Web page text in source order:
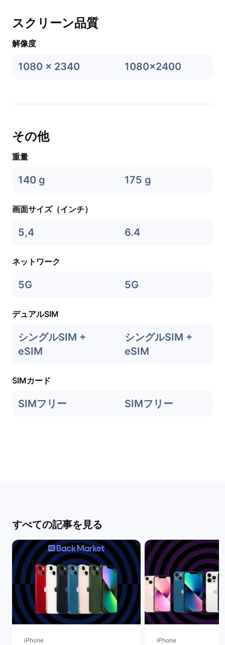
スクリーン品質
解像度
1080 x 2340 1080x2400
その他
重量
140 g 175 g
画面サイズ（インチ）
5,4 6.4
ネットワーク
5G 5G
デュアルSIM
シングルSIM +
eSIM
シングルSIM +
eSIM
SIMカード
SIMフリー SIMフリー
すべての記事を見る
iPhone iPhone